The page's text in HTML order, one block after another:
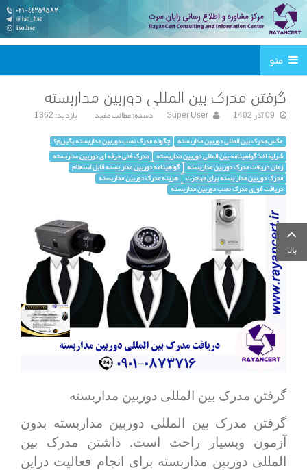
منو
گرفتن مدرک بین المللی دوربین مداربسته
09 آذر 1402 Super User دسته:مطالب مفید بازدید: 1362
عکس مدرک بین المللی دوربین مداربسته چگونه مدرک نصب دوربین مداربسته بگیریم؟
دریافت فوری مدرک نصب دوربین مداربسته
هزینه مدرک دوربین مداربسته مدرک دوربین مدار بسته برای مهاجرت
گواهینامه دوربین مدار بسته قابل استعلام زمان دریافت مدرک دوربین مداربسته
مدرک فنی حرفه ای دوربین مداربسته شرایط اخذ گواهینامه بین المللی دوربین مداربسته
گرفتن مدرک بین المللی دوربین مداربسته
گرفتن مدرک بین المللی دوربین مداربسته بدون
آزمون وبسیار راحت است. داشتن مدرک بین
المللی دوربین مداربسته برای انجام فعالیت دراین
بالا